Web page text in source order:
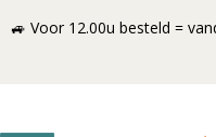
🚙 Voor 12.00u besteld =